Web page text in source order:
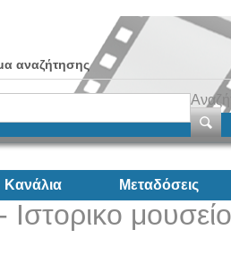
αναζήτησης
Κανάλια Μεταδόσεις